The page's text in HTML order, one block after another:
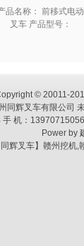
品名称： 前移式电动
叉车 产品型号：
© 20011-
同辉叉车有限公司
机：
Power by
同辉叉车】赣州挖机